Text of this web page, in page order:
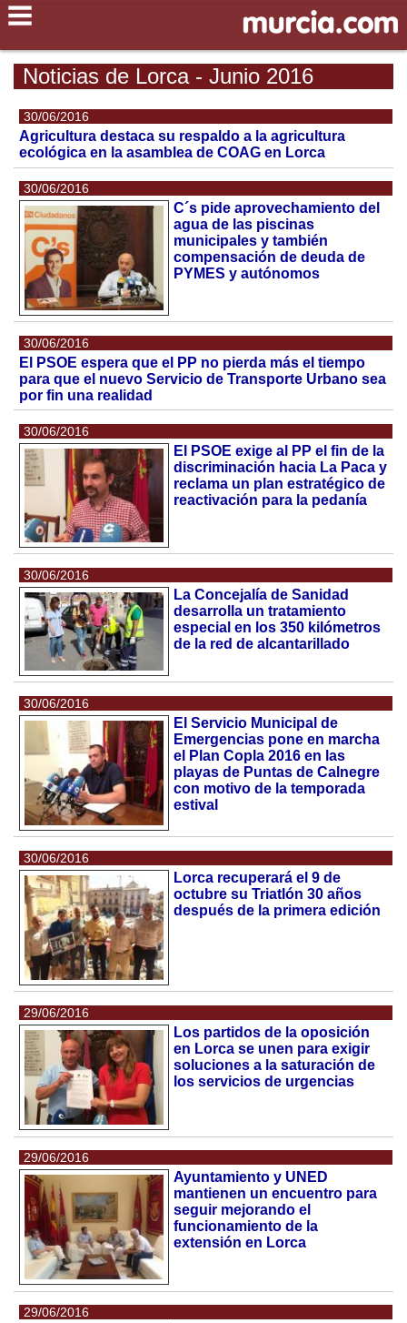
Noticias de Lorca - Junio 2016
30/06/2016
Agricultura destaca su respaldo a la agricultura
ecológica en la asamblea de COAG en Lorca
30/06/2016
C´s pide aprovechamiento del
agua de las piscinas
municipales y también
compensación de deuda de
PYMES y autónomos
30/06/2016
El PSOE espera que el PP no pierda más el tiempo
para que el nuevo Servicio de Transporte Urbano sea
por fin una realidad
30/06/2016
El PSOE exige al PP el fin de la
discriminación hacia La Paca y
reclama un plan estratégico de
reactivación para la pedanía
30/06/2016
La Concejalía de Sanidad
desarrolla un tratamiento
especial en los 350 kilómetros
de la red de alcantarillado
30/06/2016
El Servicio Municipal de
Emergencias pone en marcha
el Plan Copla 2016 en las
playas de Puntas de Calnegre
con motivo de la temporada
estival
30/06/2016
Lorca recuperará el 9 de
octubre su Triatlón 30 años
después de la primera edición
29/06/2016
Los partidos de la oposición
en Lorca se unen para exigir
soluciones a la saturación de
los servicios de urgencias
29/06/2016
Ayuntamiento y UNED
mantienen un encuentro para
seguir mejorando el
funcionamiento de la
extensión en Lorca
29/06/2016